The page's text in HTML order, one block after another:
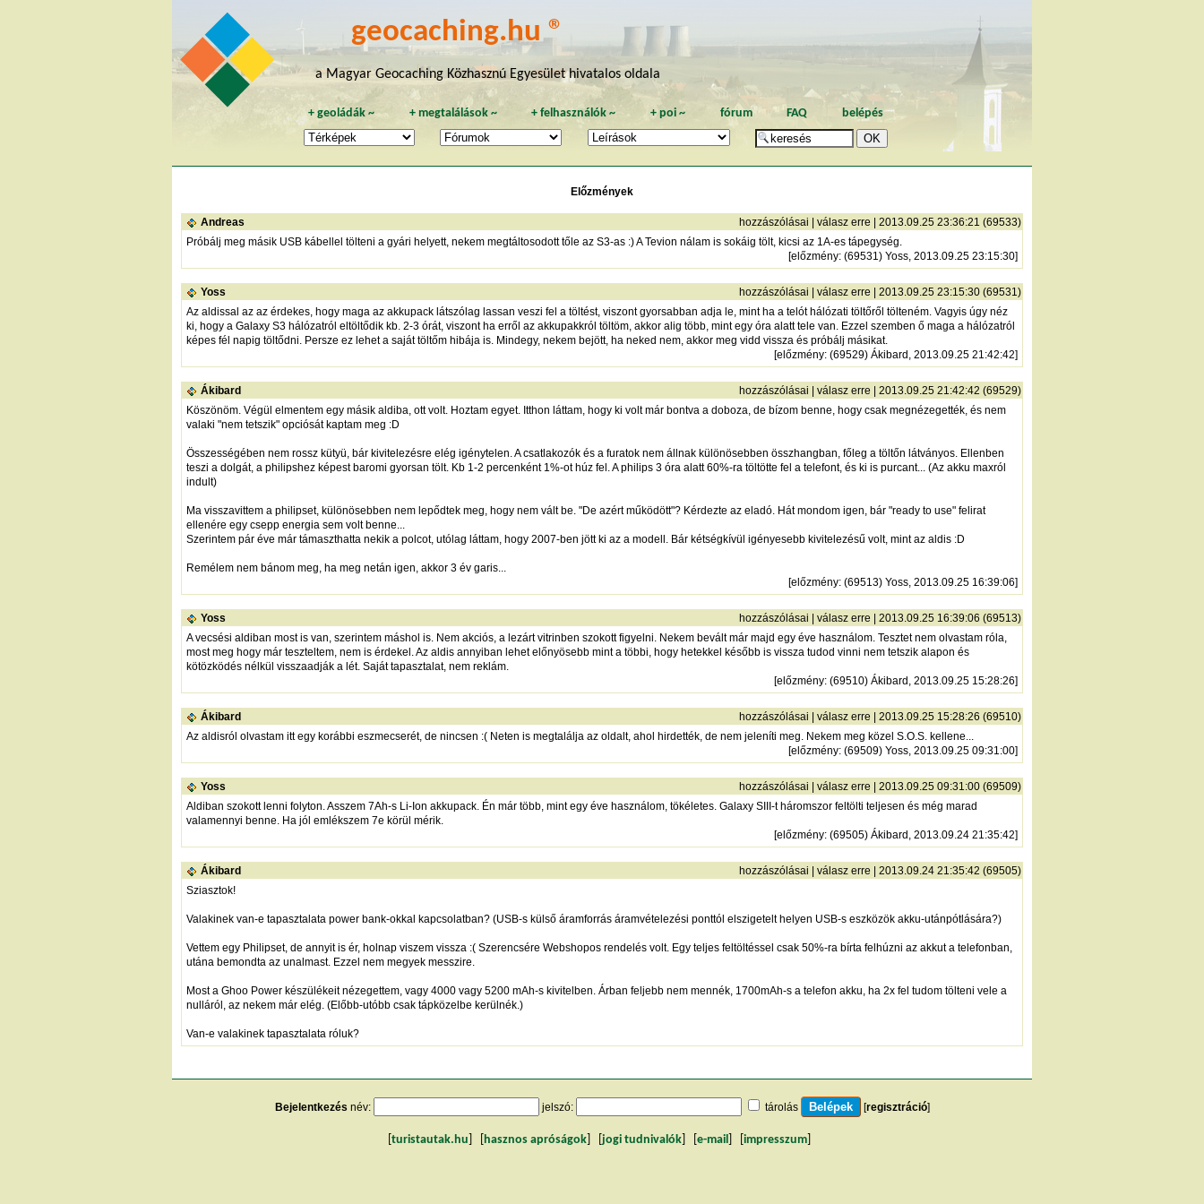
geocaching.hu ®
a Magyar Geocaching Közhasznú Egyesület hivatalos oldala
+geoládák ~ + megtalálások~ +felhasználók ~ + poi~ fórum FAQ belépés
Előzmények
Andreas hozzászólásai | válasz erre | 2013.09.25 23:36:21 (69533)
Próbálj meg másik USB kábellel tölteni a gyári helyett, nekem megtáltosodott tőle az S3-as :) A Tevion nálam is sokáig tölt, kicsi az 1A-es tápegység.
[előzmény: (69531) Yoss, 2013.09.25 23:15:30]
Yoss hozzászólásai | válasz erre | 2013.09.25 23:15:30 (69531)
Az aldissal az az érdekes, hogy maga az akkupack látszólag lassan veszi fel a töltést, viszont gyorsabban adja le, mint ha a telót hálózati töltőről tölteném. Vagyis úgy néz
ki, hogy a Galaxy S3 hálózatról eltöltődik kb. 2-3 órát, viszont ha erről az akkupakkról töltöm, akkor alig több, mint egy óra alatt tele van. Ezzel szemben ő maga a hálózatról
képes fél napig töltődni. Persze ez lehet a saját töltőm hibája is. Mindegy, nekem bejött, ha neked nem, akkor meg vidd vissza és próbálj másikat.
[előzmény: (69529) Ákibard, 2013.09.25 21:42:42]
Ákibard hozzászólásai | válasz erre | 2013.09.25 21:42:42 (69529)
Köszönöm. Végül elmentem egy másik aldiba, ott volt. Hoztam egyet. Itthon láttam, hogy ki volt már bontva a doboza, de bízom benne, hogy csak megnézegették, és nem
valaki "nem tetszik" opciósát kaptam meg :D
Összességében nem rossz kütyü, bár kivitelezésre elég igénytelen. A csatlakozók és a furatok nem állnak különösebben összhangban, főleg a töltőn látványos. Ellenben
teszi a dolgát, a philipshez képest baromi gyorsan tölt. Kb 1-2 percenként 1%-ot húz fel. A philips 3 óra alatt 60%-ra töltötte fel a telefont, és ki is purcant... (Az akku maxról
indult)
Ma visszavittem a philipset, különösebben nem lepődtek meg, hogy nem vált be. "De azért működött"? Kérdezte az eladó. Hát mondom igen, bár "ready to use" felirat
ellenére egy csepp energia sem volt benne...
Szerintem pár éve már támaszthatta nekik a polcot, utólag láttam, hogy 2007-ben jött ki az a modell. Bár kétségkívül igényesebb kivitelezésű volt, mint az aldis :D
Remélem nem bánom meg, ha meg netán igen, akkor 3 év garis...
[előzmény: (69513) Yoss, 2013.09.25 16:39:06]
Yoss hozzászólásai | válasz erre | 2013.09.25 16:39:06 (69513)
A vecsési aldiban most is van, szerintem máshol is. Nem akciós, a lezárt vitrinben szokott figyelni. Nekem bevált már majd egy éve használom. Tesztet nem olvastam róla,
most meg hogy már teszteltem, nem is érdekel. Az aldis annyiban lehet előnyösebb mint a többi, hogy hetekkel később is vissza tudod vinni nem tetszik alapon és
kötözködés nélkül visszaadják a lét. Saját tapasztalat, nem reklám.
[előzmény: (69510) Ákibard, 2013.09.25 15:28:26]
Ákibard hozzászólásai | válasz erre | 2013.09.25 15:28:26 (69510)
Az aldisról olvastam itt egy korábbi eszmecserét, de nincsen :( Neten is megtalálja az oldalt, ahol hirdették, de nem jeleníti meg. Nekem meg közel S.O.S. kellene...
[előzmény: (69509) Yoss, 2013.09.25 09:31:00]
Yoss hozzászólásai | válasz erre | 2013.09.25 09:31:00 (69509)
Aldiban szokott lenni folyton. Asszem 7Ah-s Li-Ion akkupack. Én már több, mint egy éve használom, tökéletes. Galaxy SIII-t háromszor feltölti teljesen és még marad
valamennyi benne. Ha jól emlékszem 7e körül mérik.
[előzmény: (69505) Ákibard, 2013.09.24 21:35:42]
Ákibard hozzászólásai | válasz erre | 2013.09.24 21:35:42 (69505)
Sziasztok!
Valakinek van-e tapasztalata power bank-okkal kapcsolatban? (USB-s külső áramforrás áramvételezési ponttól elszigetelt helyen USB-s eszközök akku-utánpótlására?)
Vettem egy Philipset, de annyit is ér, holnap viszem vissza :( Szerencsére Webshopos rendelés volt. Egy teljes feltöltéssel csak 50%-ra bírta felhúzni az akkut a telefonban,
utána bemondta az unalmast. Ezzel nem megyek messzire.
Most a Ghoo Power készülékeit nézegettem, vagy 4000 vagy 5200 mAh-s kivitelben. Árban feljebb nem mennék, 1700mAh-s a telefon akku, ha 2x fel tudom tölteni vele a
nulláról, az nekem már elég. (Előbb-utóbb csak tápközelbe kerülnék.)
Van-e valakinek tapasztalata róluk?
Bejelentkezés név: jelszó: tárolás [regisztráció]
turistautak.hu hasznos apróságok jogi tudnivalók e-mail impresszum